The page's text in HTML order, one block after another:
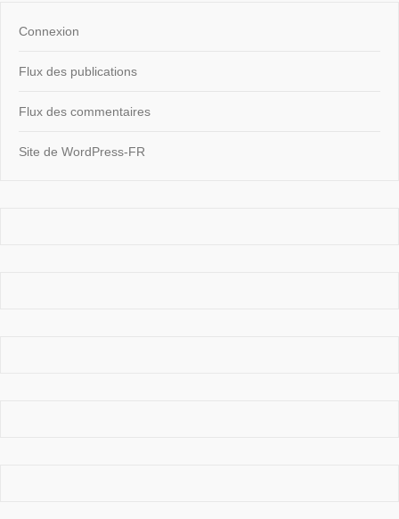
Connexion
Flux des publications
Flux des commentaires
Site de WordPress-FR